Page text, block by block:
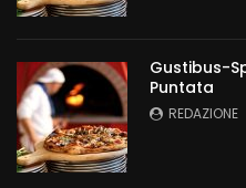
Gustibus-
Puntata
REDAZIONE